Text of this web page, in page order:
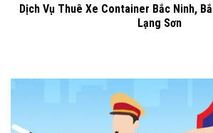
Dịch Vụ Thuê Xe Container Bắc Ninh,
Lạng Sơn